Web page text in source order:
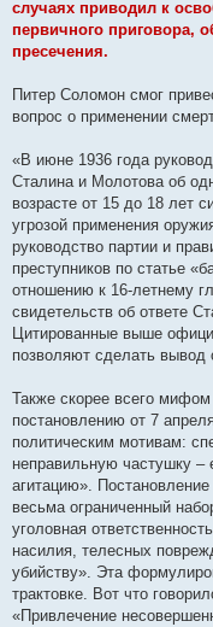
случаях приводил к
первичного приговора,
пресечения.
Питер Соломон смог
вопрос о применении
«В июне 1936 года
Сталина и Молотова об
возрасте от 15 до 18 лет
угрозой применения
руководство партии и
преступников по статье
отношению к 16-летнему
свидетельств об ответе
Цитированные выше
позволяют сделать вывод
Также скорее всего
постановлению от 7
политическим мотивам:
неправильную частушку –
агитацию».
весьма ограниченный
уголовная
насилия, телесных
убийству». Эта
трактовке. Вот что
«Привлечение